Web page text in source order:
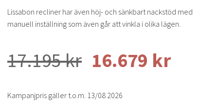
Lissabon recliner har även höj- och sänkbart nackstöd med
manuell inställning som även går att vinkla i olika lägen.
17.195kr 16.679 kr
Kampanjpris gäller t.o.m. 13/08 2026